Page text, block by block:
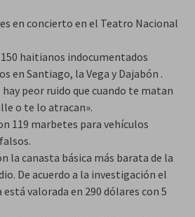
en concierto en el Teatro Nacional
haitianos indocumentados
en Santiago, la Vega y Dajabón .
peor ruido que cuando te matan
o te lo atracan».
119 marbetes para vehículos
la canasta básica más barata de la
De acuerdo a la investigación el
valorada en 290 dólares con 5